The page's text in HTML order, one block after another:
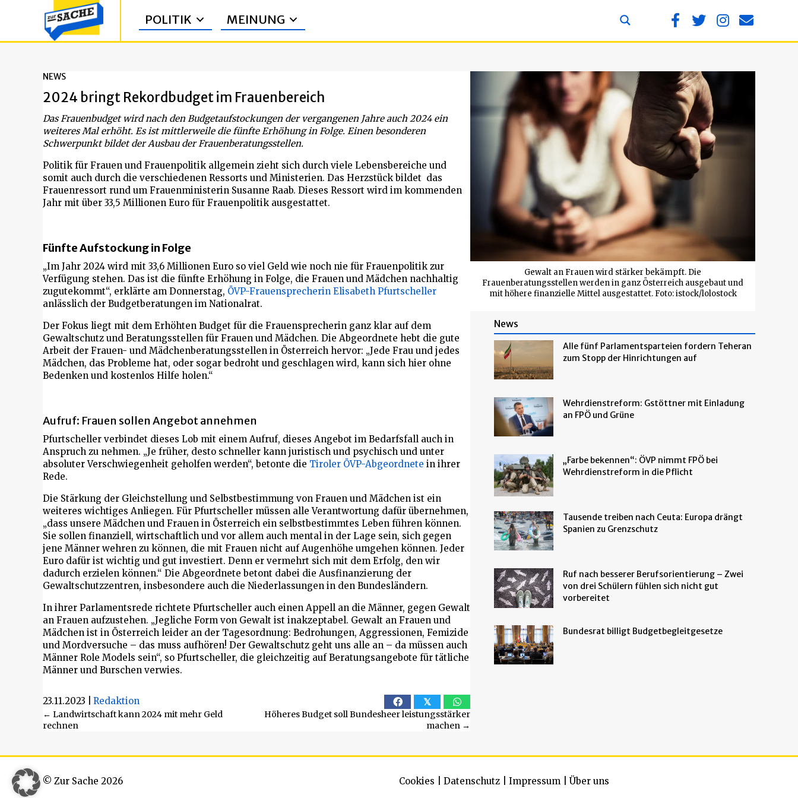
POLITIK MEINUNG
NEWS
2024 bringt Rekordbudget im Frauenbereich
Das Frauenbudget wird nach den Budgetaufstockungen der vergangenen Jahre auch 2024 ein
weiteres Mal erhöht. Es ist mittlerweile die fünfte Erhöhung in Folge. Einen besonderen
Schwerpunkt bildet der Ausbau der Frauenberatungsstellen.
Politik für Frauen und Frauenpolitik allgemein zieht sich durch viele Lebensbereiche und
somit auch durch die verschiedenen Ressorts und Ministerien. Das Herzstück bildet das
Frauenressort rund um Frauenministerin Susanne Raab. Dieses Ressort wird im kommenden
Jahr mit über 33,5 Millionen Euro für Frauenpolitik ausgestattet.
Fünfte Aufstockung in Folge
„Im Jahr 2024 wird mit 33,6 Millionen Euro so viel Geld wie noch nie für Frauenpolitik zur
Verfügung stehen. Das ist die fünfte Erhöhung in Folge, die Frauen und Mädchen nachhaltig
zugutekommt“, erklärte am Donnerstag, ÖVP-Frauensprecherin Elisabeth Pfurtscheller
anlässlich der Budgetberatungen im Nationalrat.
Der Fokus liegt mit dem Erhöhten Budget für die Frauensprecherin ganz klar auf dem
Gewaltschutz und Beratungsstellen für Frauen und Mädchen. Die Abgeordnete hebt die gute
Arbeit der Frauen- und Mädchenberatungsstellen in Österreich hervor: „Jede Frau und jedes
Mädchen, das Probleme hat, oder sogar bedroht und geschlagen wird, kann sich hier ohne
Bedenken und kostenlos Hilfe holen.“
Aufruf: Frauen sollen Angebot annehmen
Pfurtscheller verbindet dieses Lob mit einem Aufruf, dieses Angebot im Bedarfsfall auch in
Anspruch zu nehmen. „Je früher, desto schneller kann juristisch und psychisch und unter
absoluter Verschwiegenheit geholfen werden“, betonte die Tiroler ÖVP-Abgeordnete in ihrer
Rede.
Die Stärkung der Gleichstellung und Selbstbestimmung von Frauen und Mädchen ist ein
weiteres wichtiges Anliegen. Für Pfurtscheller müssen alle Verantwortung dafür übernehmen,
„dass unsere Mädchen und Frauen in Österreich ein selbstbestimmtes Leben führen können.
Sie sollen finanziell, wirtschaftlich und vor allem auch mental in der Lage sein, sich gegen
jene Männer wehren zu können, die mit Frauen nicht auf Augenhöhe umgehen können. Jeder
Euro dafür ist wichtig und gut investiert. Denn er vermehrt sich mit dem Erfolg, den wir
dadurch erzielen können.“ Die Abgeordnete betont dabei die Ausfinanzierung der
Gewaltschutzzentren, insbesondere auch die Niederlassungen in den Bundesländern.
In ihrer Parlamentsrede richtete Pfurtscheller auch einen Appell an die Männer, gegen Gewalt
an Frauen aufzustehen. „Jegliche Form von Gewalt ist inakzeptabel. Gewalt an Frauen und
Mädchen ist in Österreich leider an der Tagesordnung: Bedrohungen, Aggressionen, Femizide
und Mordversuche – das muss aufhören! Der Gewaltschutz geht uns alle an – da müssen auch
Männer Role Models sein“, so Pfurtscheller, die gleichzeitig auf Beratungsangebote für tätliche
Männer und Burschen verwies.
23.11.2023 Redaktion 𝕏
Beitragsnavigation
← Landwirtschaft kann 2024 mit mehr Geld
rechnen
Höheres Budget soll Bundesheer leistungsstärker
machen →
Gewalt an Frauen wird stärker bekämpft. Die
Frauenberatungsstellen werden in ganz Österreich ausgebaut und
mit höhere finanzielle Mittel ausgestattet. Foto: istock/lolostock
News
Alle fünf Parlamentsparteien fordern Teheran
zum Stopp der Hinrichtungen auf
Wehrdienstreform: Gstöttner mit Einladung
an FPÖ und Grüne
„Farbe bekennen“: ÖVP nimmt FPÖ bei
Wehrdienstreform in die Pflicht
Tausende treiben nach Ceuta: Europa drängt
Spanien zu Grenzschutz
Ruf nach besserer Berufsorientierung – Zwei
von drei Schülern fühlen sich nicht gut
vorbereitet
Bundesrat billigt Budgetbegleitgesetze
© Zur Sache 2026 Cookies Datenschutz Impressum Über uns